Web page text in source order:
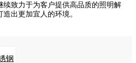
续致力于为客户提供高品质的照明解
出更加宜人的环境。
钢